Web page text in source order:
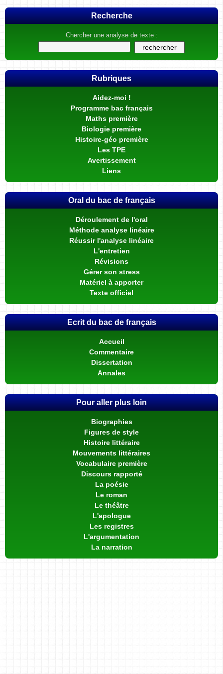
Recherche
Chercher une analyse de texte :
Rubriques
Aidez-moi !
Programme bac français
Maths première
Biologie première
Histoire-géo première
Les TPE
Avertissement
Liens
Oral du bac de français
Déroulement de l'oral
Méthode analyse linéaire
Réussir l'analyse linéaire
L'entretien
Révisions
Gérer son stress
Matériel à apporter
Texte officiel
Ecrit du bac de français
Accueil
Commentaire
Dissertation
Annales
Pour aller plus loin
Biographies
Figures de style
Histoire littéraire
Mouvements littéraires
Vocabulaire première
Discours rapporté
La poésie
Le roman
Le théâtre
L'apologue
Les registres
L'argumentation
La narration